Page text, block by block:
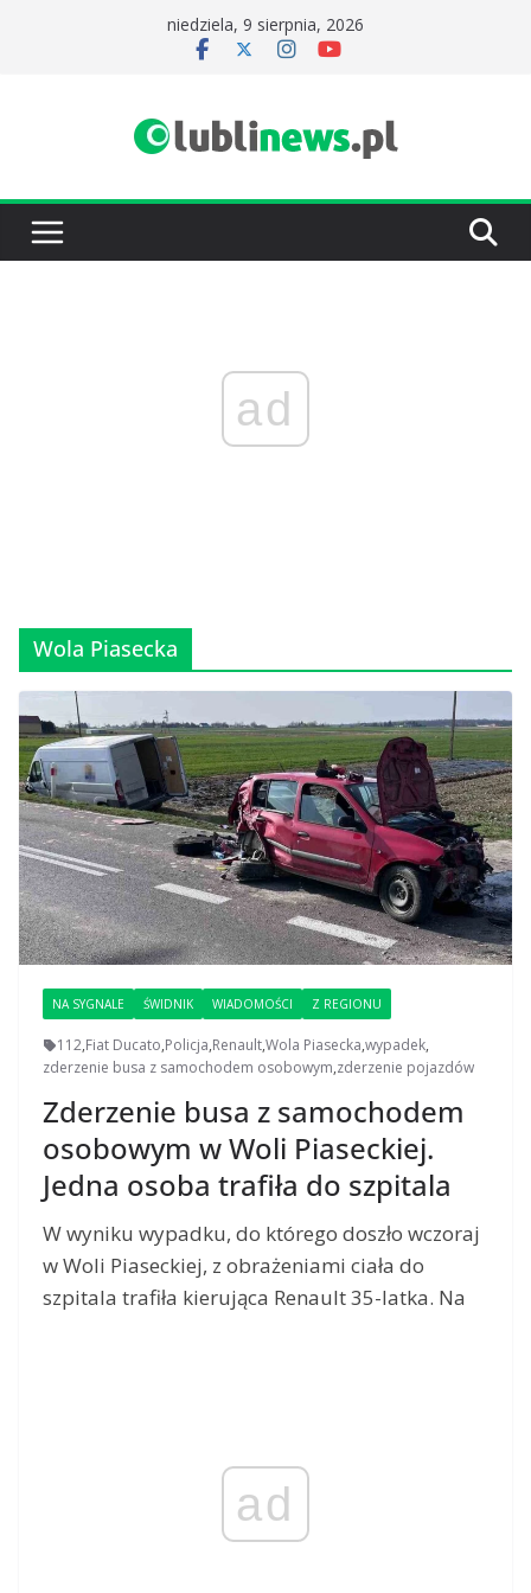
niedziela, 9 sierpnia, 2026
ad
Wola Piasecka
NA SYGNALE ŚWIDNIK WIADOMOŚCI Z REGIONU
112,Fiat Ducato,Policja,Renault,Wola Piasecka,wypadek,
zderzenie busa z samochodem osobowym,zderzenie pojazdów
Zderzenie busa z samochodem
osobowym w Woli Piaseckiej.
Jedna osoba trafiła do szpitala
W wyniku wypadku, do którego doszło wczoraj
w Woli Piaseckiej, z obrażeniami ciała do
szpitala trafiła kierująca Renault 35-latka. Na
ad